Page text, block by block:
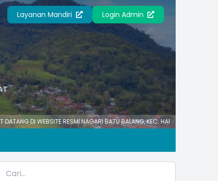
Layanan Mandiri Login Admin
WEBSITE RESMI NAGARI BATU BALANG, KEC. HARAU, KAB. LIMA PULUH